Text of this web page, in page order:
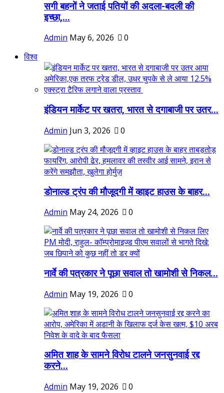
सगी बहनों ने जताई पतियों की अदला-बदली की
इच्छा,...
Admin May 6, 2026
0
विश्व
इंडियन मार्केट पर खतरा, भारत से दगाबाजी पर उतर...
Admin Jun 3, 2026 0
डोनाल्ड ट्रंप की मौजूदगी में व्हाइट हाउस के बाहर...
Admin May 24, 2026 0
नार्वे की पत्रकार ने पूछा सवाल तो खामोशी से निकल...
Admin May 19, 2026 0
अमित शाह के सामने विरोध टालने जनसुनवाई रद्द
करने...
Admin May 19, 2026 0